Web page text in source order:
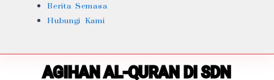
Berita Semasa
Hubungi Kami
AGIHAN AL-QURAN DI SDN